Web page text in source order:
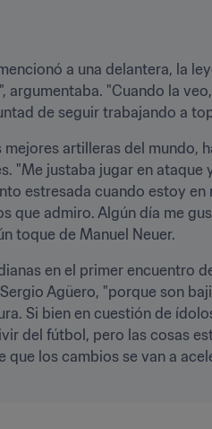
a una delantera, la
"Cuando la
de seguir trabajando a
artilleras del mundo,
"Me justaba jugar en ataque
estresada cuando estoy en
admiro. Algún día me
toque de Manuel Neuer.
en el primer encuentro
Agüero, "porque son
Si bien en cuestión de
del fútbol, pero las cosas
los cambios se van a